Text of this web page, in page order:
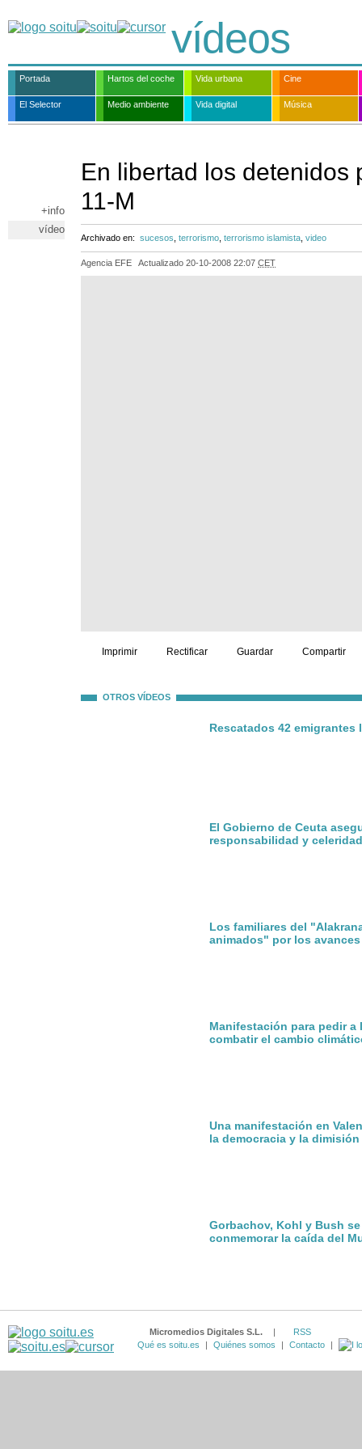
vídeos
Portada Hartos del coche Vida urbana Cine
El Selector Medio ambiente Vida digital Música
+info
vídeo
En libertad los detenidos
11-M
Archivado en: sucesos terrorismo terrorismo islamista video
Agencia EFE Actualizado 20-10-2008 22:07 CET
Imprimir Rectificar Guardar Compartir
OTROS VÍDEOS
Rescatados 42
El Gobierno de Ceuta
responsabilidad y celeridad
Los familiares del
animados" por los
Manifestación para pedir
combatir el cambio
Una manifestación en
la democracia y la dimisión
Gorbachov, Kohl y Bush
conmemorar la caída del
Micromedios Digitales S.L. |
RSS
Qué es soitu.es
| Quiénes somos | Contacto |